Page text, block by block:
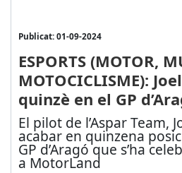
Publicat: 01-09-2024
ESPORTS (MOTOR,
MOTOCICLISME):
quinzè en el GP
El pilot de l’Aspar Team,
acabar en quinzena
GP d’Aragó que s’ha
a MotorLand